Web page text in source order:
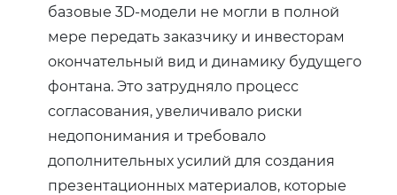
базовые 3D-модели не могли в полной
мере передать заказчику и инвесторам
окончательный вид и динамику будущего
фонтана. Это затрудняло процесс
согласования, увеличивало риски
недопонимания и требовало
дополнительных усилий для создания
презентационных материалов, которые